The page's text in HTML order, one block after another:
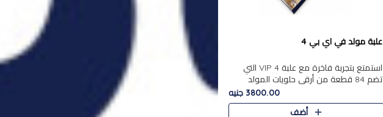
علبة مولد في اي بي 4
استمتع بتجربة فاخرة مع علبة VIP 4 التي
تضم 84 قطعة من أرقى حلويات المولد
الشرقية، في تشكيلة غنية تجمع بين الحلويات
التقليدية والمكسرات الفاخرة. تحتوي العلبة
3800.00 جنيه
أضف